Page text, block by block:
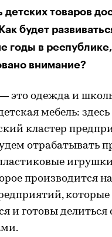
товаров
будет
годы в
внимание?
это одежда и
мебель:
кластер
отрабатывать
производится
и готовы делиться